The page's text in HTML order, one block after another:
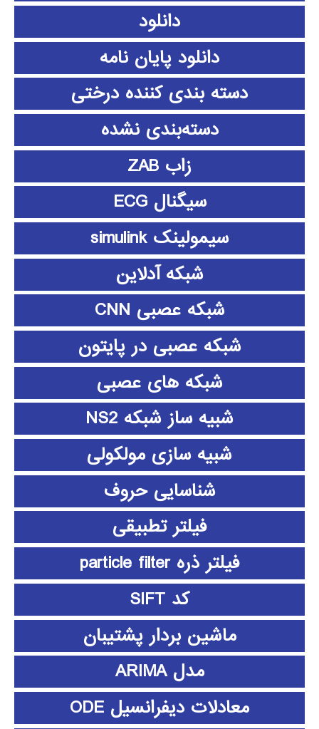
دانلود
دانلود پايان نامه
دسته بندی کننده درختی
دسته‌بندی نشده
زاب ZAB
سیگنال ECG
سیمولینک simulink
شبکه آدلاین
شبکه عصبی CNN
شبکه عصبی در پایتون
شبکه های عصبی
شبیه ساز شبکه NS2
شبیه سازی مولکولی
شناسایی حروف
فیلتر تطبیقی
فیلتر ذره particle filter
کد SIFT
ماشین بردار پشتیبان
مدل ARIMA
معادلات دیفرانسیل ODE